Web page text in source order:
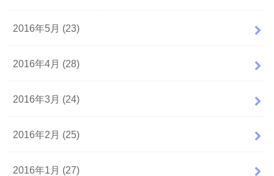
2016年5月 (23)
2016年4月 (28)
2016年3月 (24)
2016年2月 (25)
2016年1月 (27)